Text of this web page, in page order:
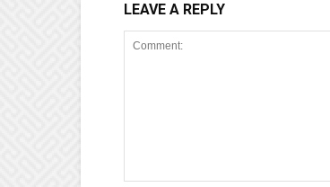
LEAVE A REPLY